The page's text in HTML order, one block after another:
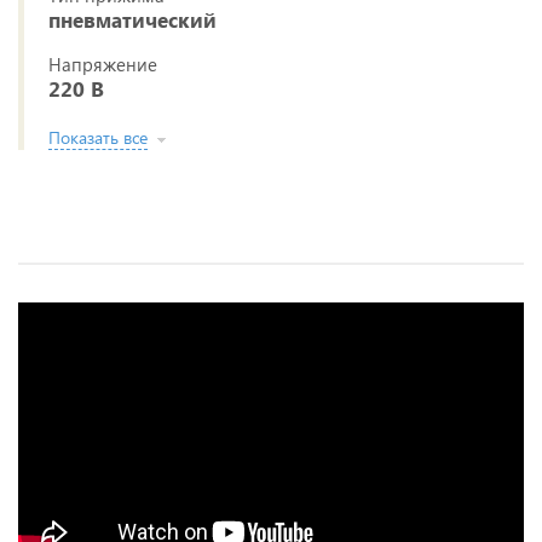
пневматический
Напряжение
220 В
Показать все